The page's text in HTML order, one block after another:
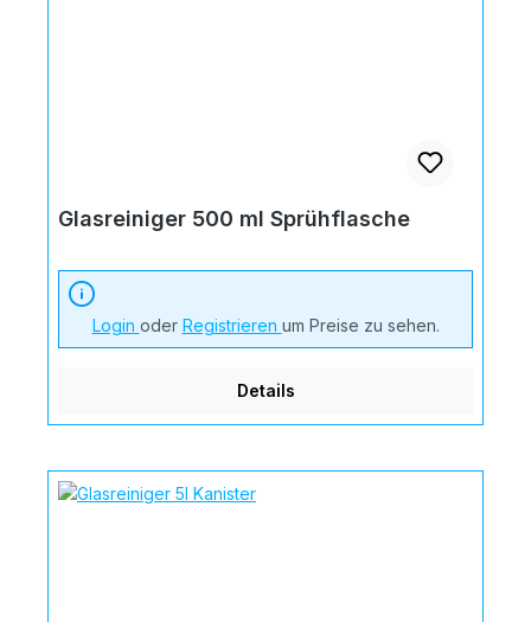
Glasreiniger 500 ml Sprühflasche
Login oder Registrieren um Preise zu sehen.
Details